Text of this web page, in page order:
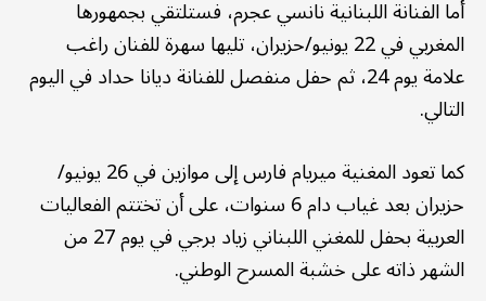
أما الفنانة اللبنانية نانسي عجرم، فستلتقي بجمهورها
المغربي في 22 يونيو/حزيران، تليها سهرة للفنان راغب
علامة يوم 24، ثم حفل منفصل للفنانة ديانا حداد في اليوم
التالي.
كما تعود المغنية ميريام فارس إلى موازين في 26 يونيو/
حزيران بعد غياب دام 6 سنوات، على أن تختتم الفعاليات
العربية بحفل للمغني اللبناني زياد برجي في يوم 27 من
الشهر ذاته على خشبة المسرح الوطني.